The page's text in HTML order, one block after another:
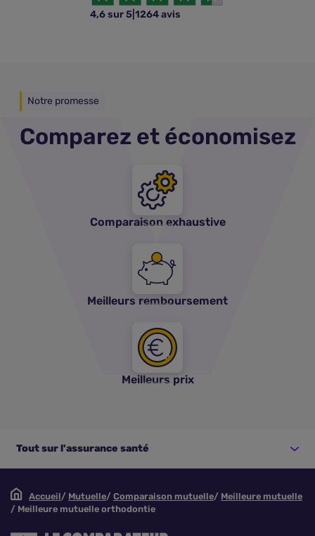
4,6 sur 5 1264 avis
Notre promesse
Comparez et économisez
Comparaison exhaustive
Meilleurs remboursement
Meilleurs prix
Tout sur l'assurance santé
Accueil Mutuelle Comparaison mutuelle
Meilleure mutuelle
Meilleure mutuelle orthodontie